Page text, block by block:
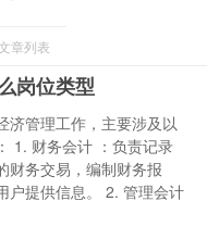
文章列表
岗位类型
济管理工作，主要涉及以
1. 财务会计 ：负责记录
财务交易，编制财务报
户提供信息。 2. 管理会计